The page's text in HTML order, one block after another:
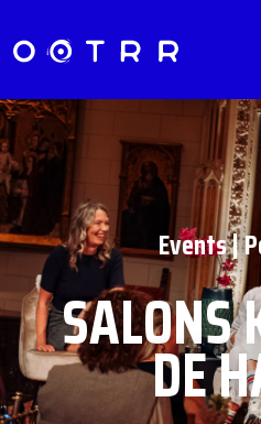
Events |
SALONS
DE